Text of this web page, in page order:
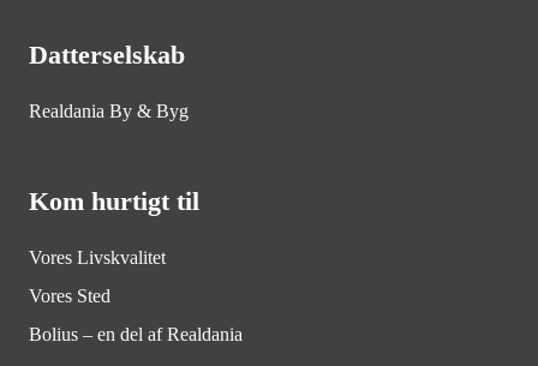
Datterselskab
Realdania By & Byg
Kom hurtigt til
Vores Livskvalitet
Vores Sted
Bolius – en del af Realdania